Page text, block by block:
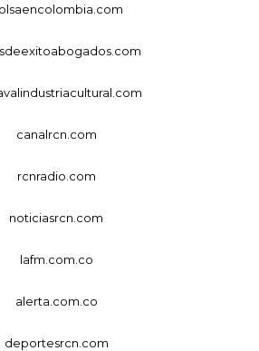
canalrcn.com
rcnradio.com
noticiasrcn.com
lafm.com.co
alerta.com.co
deportesrcn.com